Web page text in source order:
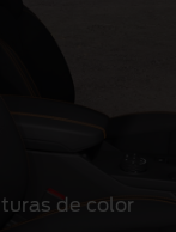
de color